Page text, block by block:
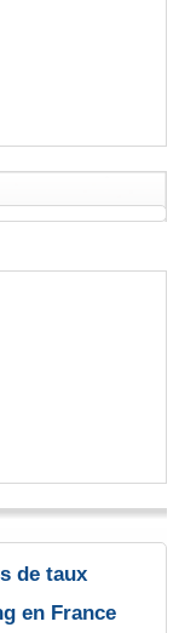
de taux
en France